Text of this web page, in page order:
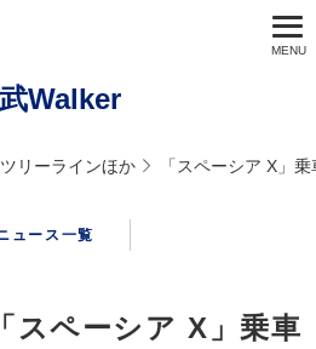
Walker
リーラインほか 「スペーシア X」
ュース一覧
スペーシア X」乗車